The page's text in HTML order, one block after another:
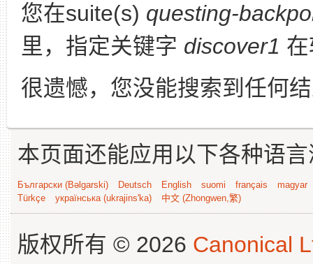
您在suite(s) questing-
里，指定关键字 discover1
很遗憾，您没能搜索到任何
本页面还能应用以下各种语
Български (Bəlgarski) Deutsch English suomi français
magyar
Türkçe
українська (ukrajins'ka) 中文 (Zhongwen,繁)
版权所有 © 2026 Canonical